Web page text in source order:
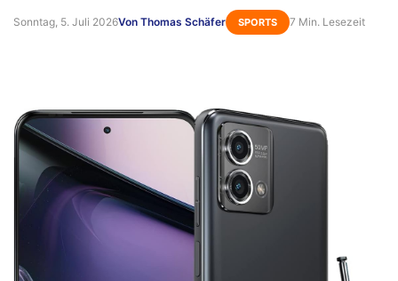
Sonntag, 5. Juli 2026Von Thomas Schäfer SPORTS 7 Min. Lesezeit